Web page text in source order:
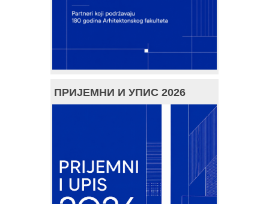
ПРИЈЕМНИ И УПИС 2026